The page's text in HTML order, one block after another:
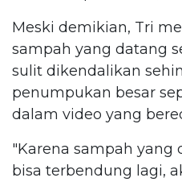
Meski demikian, Tri
sampah yang datang
sulit dikendalikan
penumpukan besar
dalam video yang
"Karena sampah yang
bisa terbendung lagi,